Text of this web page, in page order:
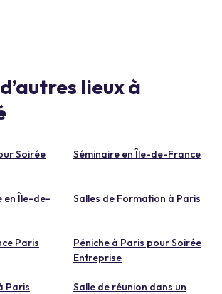
lieux à
Soirée
Séminaire en Île-de-France
en Île-de-
Salles de Formation à Paris
Paris
Péniche à Paris pour Soirée
Entreprise
Paris
Salle de réunion dans un